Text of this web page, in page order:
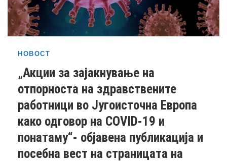
НОВОСТ
„Акции за зајакнување на
отпорноста на здравствените
работници во Југоисточна Европа
како одговор на COVID-19 и
понатаму“- објавена публикација и
посебна вест на страницата на